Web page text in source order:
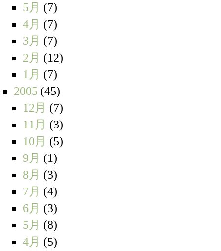
5月 (7)
4月 (7)
3月 (7)
2月 (12)
1月 (7)
2005 (45)
12月 (7)
11月 (3)
10月 (5)
9月 (1)
8月 (3)
7月 (4)
6月 (3)
5月 (8)
4月 (5)